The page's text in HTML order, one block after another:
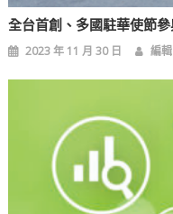
全台首創、多國駐華使節
2023 年 11 月 30 日 編